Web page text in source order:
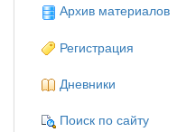
Архив материалов
Регистрация
Дневники
Поиск по сайту